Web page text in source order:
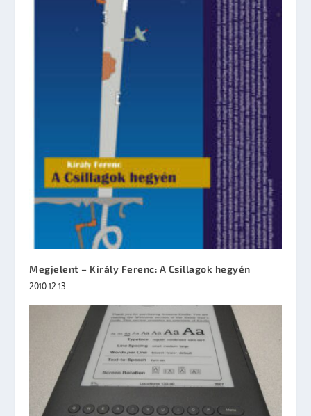
Megjelent – Király Ferenc: A Csillagok hegyén
2010.12.13.